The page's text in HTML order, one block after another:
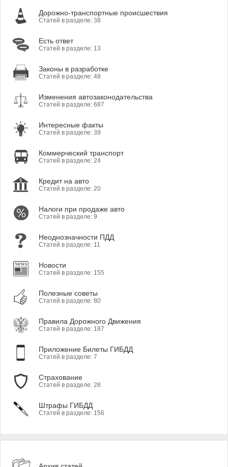
Дорожно-транспортные происшествия
Статей в разделе: 38
Есть ответ
Статей в разделе: 13
Законы в разработке
Статей в разделе: 48
Изменения автозаконодательства
Статей в разделе: 687
Интересные факты
Статей в разделе: 39
Коммерческий транспорт
Статей в разделе: 24
Кредит на авто
Статей в разделе: 20
Налоги при продаже авто
Статей в разделе: 9
Неоднозначности ПДД
Статей в разделе: 11
Новости
Статей в разделе: 155
Полезные советы
Статей в разделе: 80
Правила Дорожного Движения
Статей в разделе: 187
Приложение Билеты ГИБДД
Статей в разделе: 7
Страхование
Статей в разделе: 28
Штрафы ГИБДД
Статей в разделе: 156